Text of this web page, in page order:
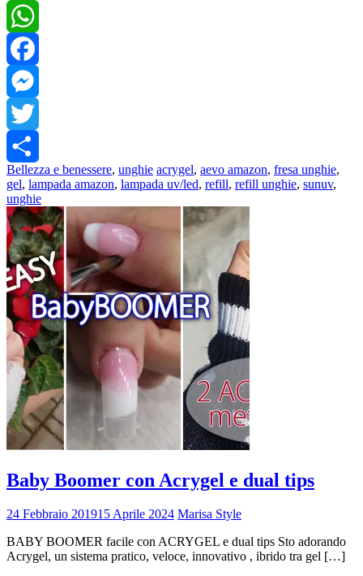
WhatsApp
Facebook
Messenger
Twitter
Share
Bellezza e benessere, unghie acrygel, aevo amazon, fresa unghie,
gel, lampada amazon, lampada uv/led, refill, refill unghie, sunuv,
unghie
Baby Boomer con Acrygel e dual tips
24 Febbraio 201915 Aprile 2024 Marisa Style
BABY BOOMER facile con ACRYGEL e dual tips Sto adorando
Acrygel, un sistema pratico, veloce, innovativo , ibrido tra gel […]